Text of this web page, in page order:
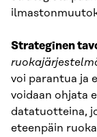
Strateginen
voi parantua ja
voidaan ohjata
datatuotteina,
eteenpäin